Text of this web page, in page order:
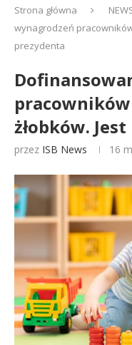
Strona główna
wynagrodzeń
prezydenta
pracowników
żłobków.
przez ISB News 16